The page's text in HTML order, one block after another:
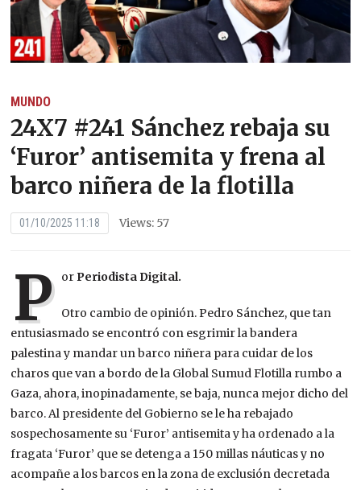
MUNDO
24X7 #241 Sánchez rebaja su
‘Furor’ antisemita y frena al
barco niñera de la flotilla
01/10/2025 11:18 Views: 57
P or Periodista Digital.
Otro cambio de opinión. Pedro Sánchez, que tan
entusiasmado se encontró con esgrimir la bandera
palestina y mandar un barco niñera para cuidar de los
charos que van a bordo de la Global Sumud Flotilla rumbo a
Gaza, ahora, inopinadamente, se baja, nunca mejor dicho del
barco. Al presidente del Gobierno se le ha rebajado
sospechosamente su ‘Furor’ antisemita y ha ordenado a la
fragata ‘Furor’ que se detenga a 150 millas náuticas y no
acompañe a los barcos en la zona de exclusión decretada